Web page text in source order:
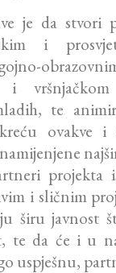
je da stvori
i
i
te
ovakve i
projekta
i sličnim
širu javnost
te da će i u
uspješnu,